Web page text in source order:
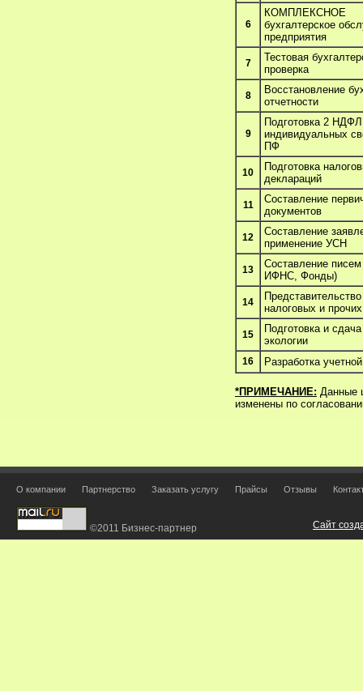
6
КОМПЛЕКСНОЕ
бухгалтерское
предприятия
7
Тестовая
проверка
8
Восстановление
отчетности
9
Подготовка 2
индивидуальных
ПФ
10
Подготовка
деклараций
11
Составление
документов
12
Составление
применение УСН
13
Составление писем
ИФНС, Фонды)
14
налоговых и
15
Подготовка и
экологии
16 Разработка
*ПРИМЕЧАНИЕ: Данные
изменены по
О компании Партнерство Заказать услугу Прайсы Отзывы
©2011 Бизнес-партнер Сайт